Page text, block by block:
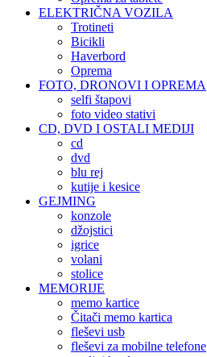
ELEKTRIČNA VOZILA
Trotineti
Bicikli
Haverbord
Oprema
FOTO, DRONOVI I OPREMA
selfi štapovi
foto video stativi
CD, DVD I OSTALI MEDIJI
cd
dvd
blu rej
kutije i kesice
GEJMING
konzole
džojstici
igrice
volani
stolice
MEMORIJE
memo kartice
Čitači memo kartica
fleševi usb
fleševi za mobilne telefone